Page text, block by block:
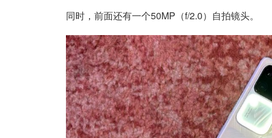
同时，前面还有一个50MP（f/2.0）自拍镜头。